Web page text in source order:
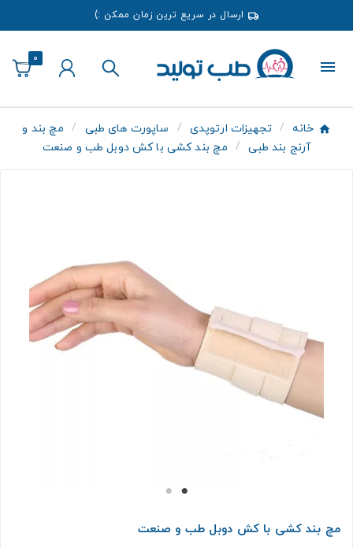
ارسال در سریع ترین زمان ممکن :)
0
خانه تجهیزات ارتوپدی ساپورت های طبی
مچ بند و
آرنج بند طبی
مچ بند کشی با کش دوبل طب و صنعت
مچ بند کشی با کش دوبل طب و صنعت